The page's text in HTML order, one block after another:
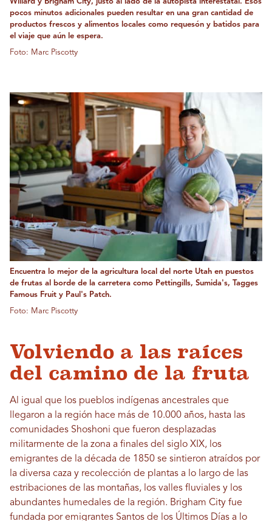
Willard y Brigham City, justo al lado de la autopista interestatal. Esos
pocos minutos adicionales pueden resultar en una gran cantidad de
productos frescos y alimentos locales como requesón y batidos para
el viaje que aún le espera.
Foto: Marc Piscotty
Encuentra lo mejor de la agricultura local del norte Utah en puestos
de frutas al borde de la carretera como Pettingills, Sumida's, Tagges
Famous Fruit y Paul's Patch.
Foto: Marc Piscotty
Volviendo a las raíces
del camino de la fruta
Al igual que los pueblos indígenas ancestrales que
llegaron a la región hace más de 10.000 años, hasta las
comunidades Shoshoni que fueron desplazadas
militarmente de la zona a finales del siglo XIX, los
emigrantes de la década de 1850 se sintieron atraídos por
la diversa caza y recolección de plantas a lo largo de las
estribaciones de las montañas, los valles fluviales y los
abundantes humedales de la región. Brigham City fue
fundada por emigrantes Santos de los Últimos Días a lo